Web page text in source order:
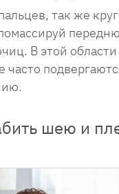
так же
В этой
шею и